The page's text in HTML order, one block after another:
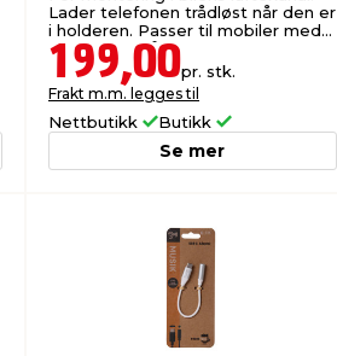
Lader telefonen trådløst når den er
i holderen. Passer til mobiler med
en bredde på 70-79 mm.
199,00pr. stk.
Frakt m.m. legges til
Nettbutikk Butikk
Se mer